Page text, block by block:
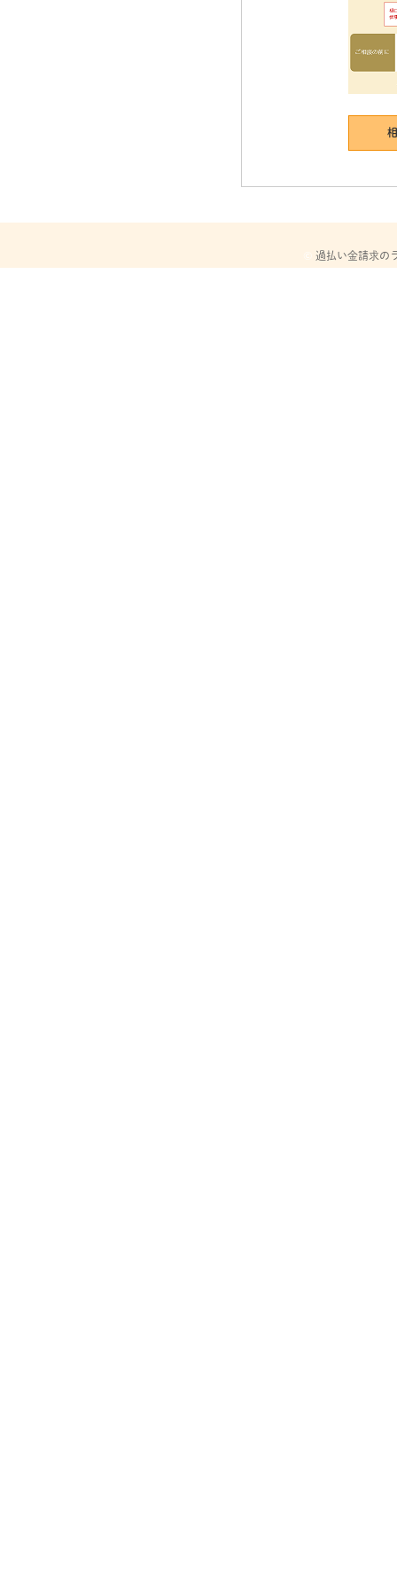
© 過払い金請求の